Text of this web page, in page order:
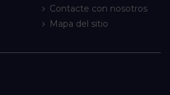
Contacte con nosotros
Mapa del sitio